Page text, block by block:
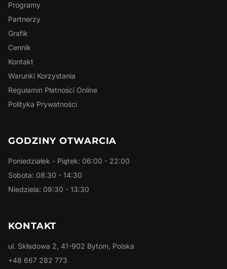
Programy
Partnerzy
Grafik
Cennik
Kontakt
Warunki Korzystania
Regulamin Płatności Online
Polityka Prywatności
GODZINY OTWARCIA
Poniedziałek - Piątek: 06:00 - 22:00
Sobota: 08:30 - 14:30
Niedziela: 09:30 - 13:30
KONTAKT
ul. Składowa 2, 41-902 Bytom, Polska
+48 667 282 773